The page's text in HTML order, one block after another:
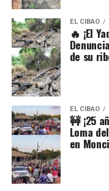
EL CIBAO
🔥 ¡El
de su
EL CIBAO
🚧 ¡25
Loma
en